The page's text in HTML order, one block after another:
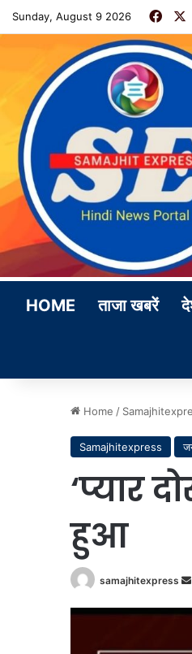
Sunday, August 9 2026
HOME ताजा खबरें
Home /
Samajhitexpress
‘प्यार
हुआ
samajhitexpress